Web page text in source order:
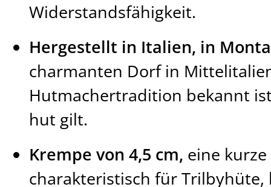
Widerstandsfähigkeit.
Hergestellt in Italien, in
charmanten Dorf in
Hutmachertradition bekannt
hut gilt.
Krempe von 4,5 cm, eine
charakteristisch für Trilbyhüte,